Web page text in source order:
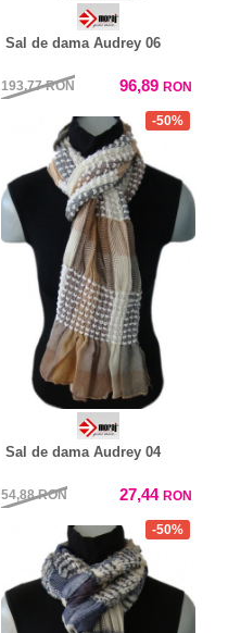
Sal de dama Audrey 06
193,77RON 96,89 RON
-50%
Sal de dama Audrey 04
54,88RON 27,44 RON
-50%